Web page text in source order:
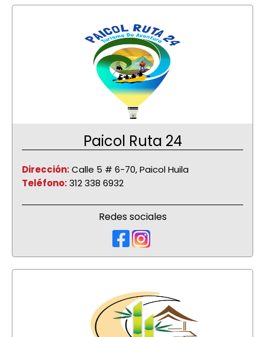
Paicol Ruta 24
Dirección:Calle 5 # 6-70, Paicol Huila
Teléfono:312 338 6932
Redes sociales